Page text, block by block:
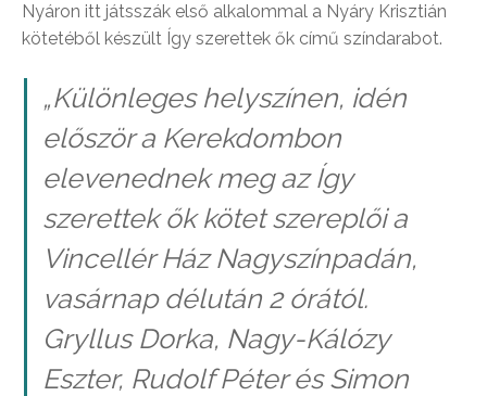
Nyáron itt játsszák első alkalommal a Nyáry Krisztián
kötetéből készült Így szerettek ők című színdarabot.
„Különleges helyszínen, idén
először a Kerekdombon
elevenednek meg az Így
szerettek ők kötet szereplői a
Vincellér Ház Nagyszínpadán,
vasárnap délután 2 órától.
Gryllus Dorka, Nagy-Kálózy
Eszter, Rudolf Péter és Simon